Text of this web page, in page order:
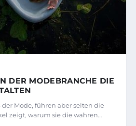
DER MODEBRANCHE DIE
der Mode, führen aber selten die
zeigt, warum sie die wahren…